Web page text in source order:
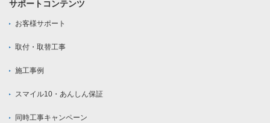
サポートコンテンツ
お客様サポート
取付・取替工事
施工事例
スマイル10・あんしん保証
同時工事キャンペーン